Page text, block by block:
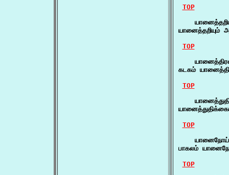
TOP
யானைத்தறியும்
TOP
கடகம்
TOP
TOP
யானைநோய்
பாகலம்
TOP